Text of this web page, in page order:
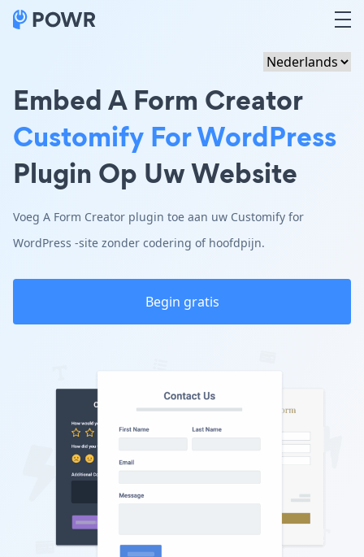
Embed A Form Creator
Customify For WordPress
Plugin Op Uw Website
Voeg A Form Creator plugin toe aan uw Customify for
WordPress -site zonder codering of hoofdpijn.
Begin gratis